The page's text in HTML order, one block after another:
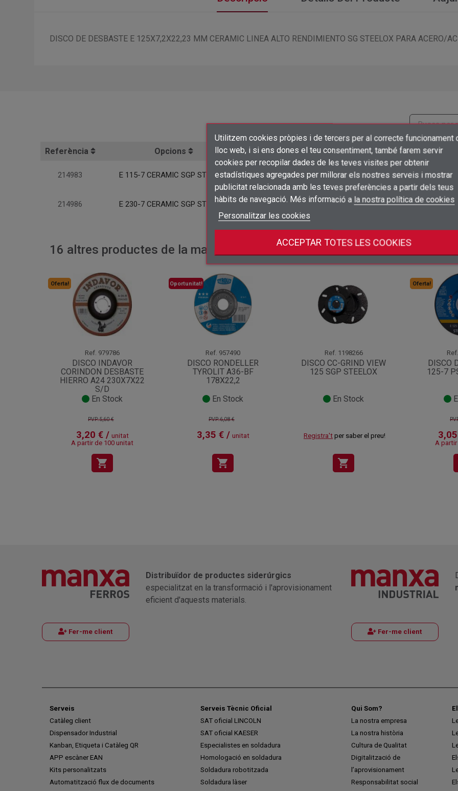
Afegir a la llista de desitjos×
add_circle_outline
Crear una llista de desitjos ×
Nom de la llista de desitjos
Cancel·lar Crear una llista de desitjos
Connectar-se
Cal que connecteu per a desar els productes a la vostra llista de desitjos.
Utilitzem cookies pròpies i de tercers per al correcte funcionament
lloc web, i si ens dones el teu consentiment, també farem servir
cookies per recopilar dades de les teves visites per obtenir
estadístiques agregades per millorar els nostres serveis i mostrar
publicitat relacionada amb les teves preferències a partir dels teus
hàbits de navegació. Més informació a la nostra política de cookies
Personalitzar les cookies
ACCEPTAR TOTES LES COOKIES
DISCO DE DESBASTE E 125X7,2X22,23 MM CERAMIC LINEA ALTO RENDIMIENTO SG STEELOX PARA ACERO/
Referència Opcions Preu Embalatge
214983 E 115-7 CERAMIC SGP STEELOX Inicia sessió per veure preus 10 unidad un
214986 E 230-7 CERAMIC SGP STEELOX Inicia sessió per veure preus 10 unidad un
16 altres productes de la mateixa categoria:
Oferta!
Ref. 979786
DISCO INDAVOR
CORINDON DESBASTE
HIERRO A24 230X7X22
S/D
En Stock
PVP:5,60 €
3,20 € / unitat
A partir de 100 unitat
shopping_cart
Oportunitat!
Ref. 957490
DISCO RONDELLER
TYROLIT A36-BF
178X22,2
En Stock
PVP:6,08 €
3,35 € / unitat
shopping_cart
Ref. 1198266
DISCO CC-GRIND VIEW
125 SGP STEELOX
En Stock
Registra't per saber el preu!
shopping_cart
Oferta!
Ref.
DISCO
125-7
A
Fer-me client
Distribuïdor de productes siderúrgics
especialitzat en la transformació i l'aprovisionament
eficient d'aquests materials.
Fer-me client
Serveis
Catàleg client
Dispensador Industrial
Kanban, Etiqueta i Catàleg QR
APP escàner EAN
Kits personalitzats
Automatització flux de documents
Serveis Tècnic Oficial
SAT oficial LINCOLN
SAT oficial KAESER
Especialistes en soldadura
Homologació en soldadura
Soldadura robotitzada
Soldadura làser
Qui Som?
La nostra empresa
La nostra història
Cultura de Qualitat
Digitalització de
l’aprovisionament
Responsabilitat social